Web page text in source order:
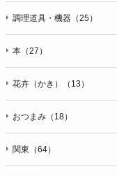
調理道具・機器（25）
本（27）
花卉（かき）（13）
おつまみ（18）
関東（64）